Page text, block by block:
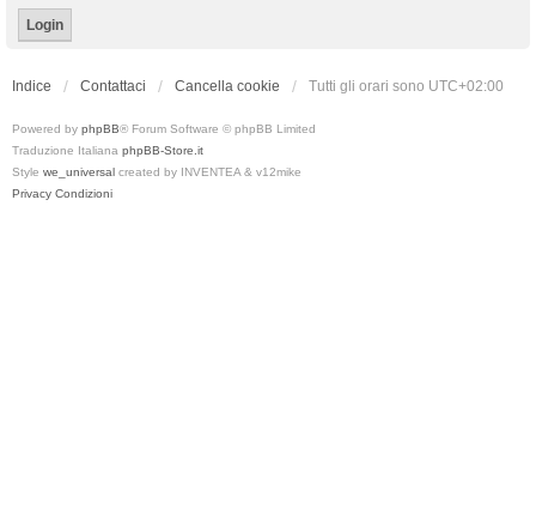
Indice Contattaci Cancella cookie Tutti gli orari sono UTC+02:00
Powered by phpBB® Forum Software © phpBB Limited
Traduzione Italiana phpBB-Store.it
Style we_universal created by INVENTEA & v12mike
Privacy Condizioni